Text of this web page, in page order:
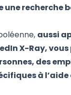
une recherche
, aussi
X-Ray,
des
à l’aide